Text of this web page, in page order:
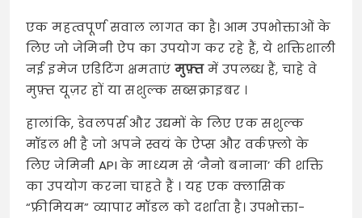
एक महत्वपूर्ण सवाल लागत का है। आम उपभोक्ताओं के
लिए जो जेमिनी ऐप का उपयोग कर रहे हैं, ये शक्तिशाली
नई इमेज एडिटिंग क्षमताएं मुफ़्तमें उपलब्ध हैं, चाहे वे
मुफ़्त यूज़र हों या सशुल्क सब्सक्राइबर ।
हालांकि, डेवलपर्स और उद्यमों के लिए एक सशुल्क
मॉडल भी है जो अपने स्वयं के ऐप्स और वर्कफ़्लो के
लिए जेमिनी API के माध्यम से ‘नैनो बनाना’ की शक्ति
का उपयोग करना चाहते हैं । यह एक क्लासिक
“फ्रीमियम” व्यापार मॉडल को दर्शाता है। उपभोक्ता-